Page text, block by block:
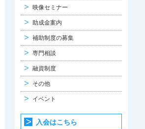
映像セミナー
助成金案内
補助制度の募集
専門相談
融資制度
その他
イベント
入会はこちら